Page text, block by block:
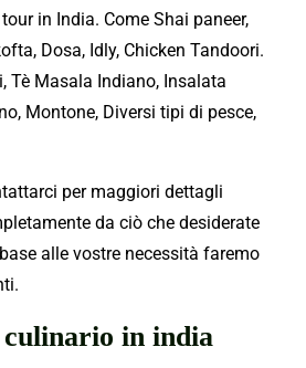
in India. Come Shai paneer,
Dosa, Idly, Chicken Tandoori.
Tè Masala Indiano, Insalata
Montone, Diversi tipi di pesce,
per maggiori dettagli
da ciò che desiderate
alle vostre necessità faremo
in india